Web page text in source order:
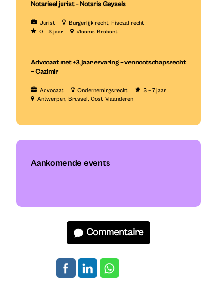
Notarieel jurist – Notaris Geysels
Jurist Burgerlijk recht
Fiscaal recht
0 – 3 jaar
Vlaams-Brabant
Advocaat met +3 jaar ervaring – vennootschapsrecht
– Cazimir
Advocaat Ondernemingsrecht
3 – 7 jaar
Antwerpen
Brussel Oost-Vlaanderen
Aankomende events
Commentaire